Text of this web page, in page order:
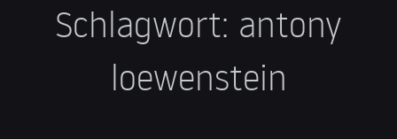
Schlagwort: antony
loewenstein